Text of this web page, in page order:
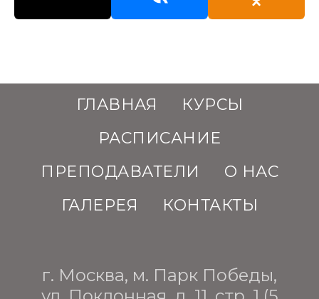
ГЛАВНАЯ
КУРСЫ
РАСПИСАНИЕ
ПРЕПОДАВАТЕЛИ
О НАС
ГАЛЕРЕЯ
КОНТАКТЫ
г. Москва, м. Парк Победы,